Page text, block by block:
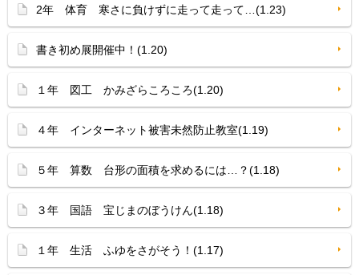
2年 体育 寒さに負けずに走って走って…(1.23)
書き初め展開催中！(1.20)
１年 図工 かみざらころころ(1.20)
４年 インターネット被害未然防止教室(1.19)
５年 算数 台形の面積を求めるには…？(1.18)
３年 国語 宝じまのぼうけん(1.18)
１年 生活 ふゆをさがそう！(1.17)